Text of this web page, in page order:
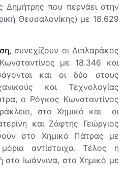
Δημήτρης που περνάει στην
Θεσσαλονίκης) με 18.629
συνεχίζουν οι Διπλαράκος
με 18.346 και
και οι δύο στους
και Τεχνολογίας
ο Ρόγκας Κωνσταντίνος
στο Χημικό και οι
και Ζάφτης Γεώργιος
στο Χημικό Πάτρας με
αντίστοιχα. Τέλος η
στα Ιωάννινα, στο Χημικό με